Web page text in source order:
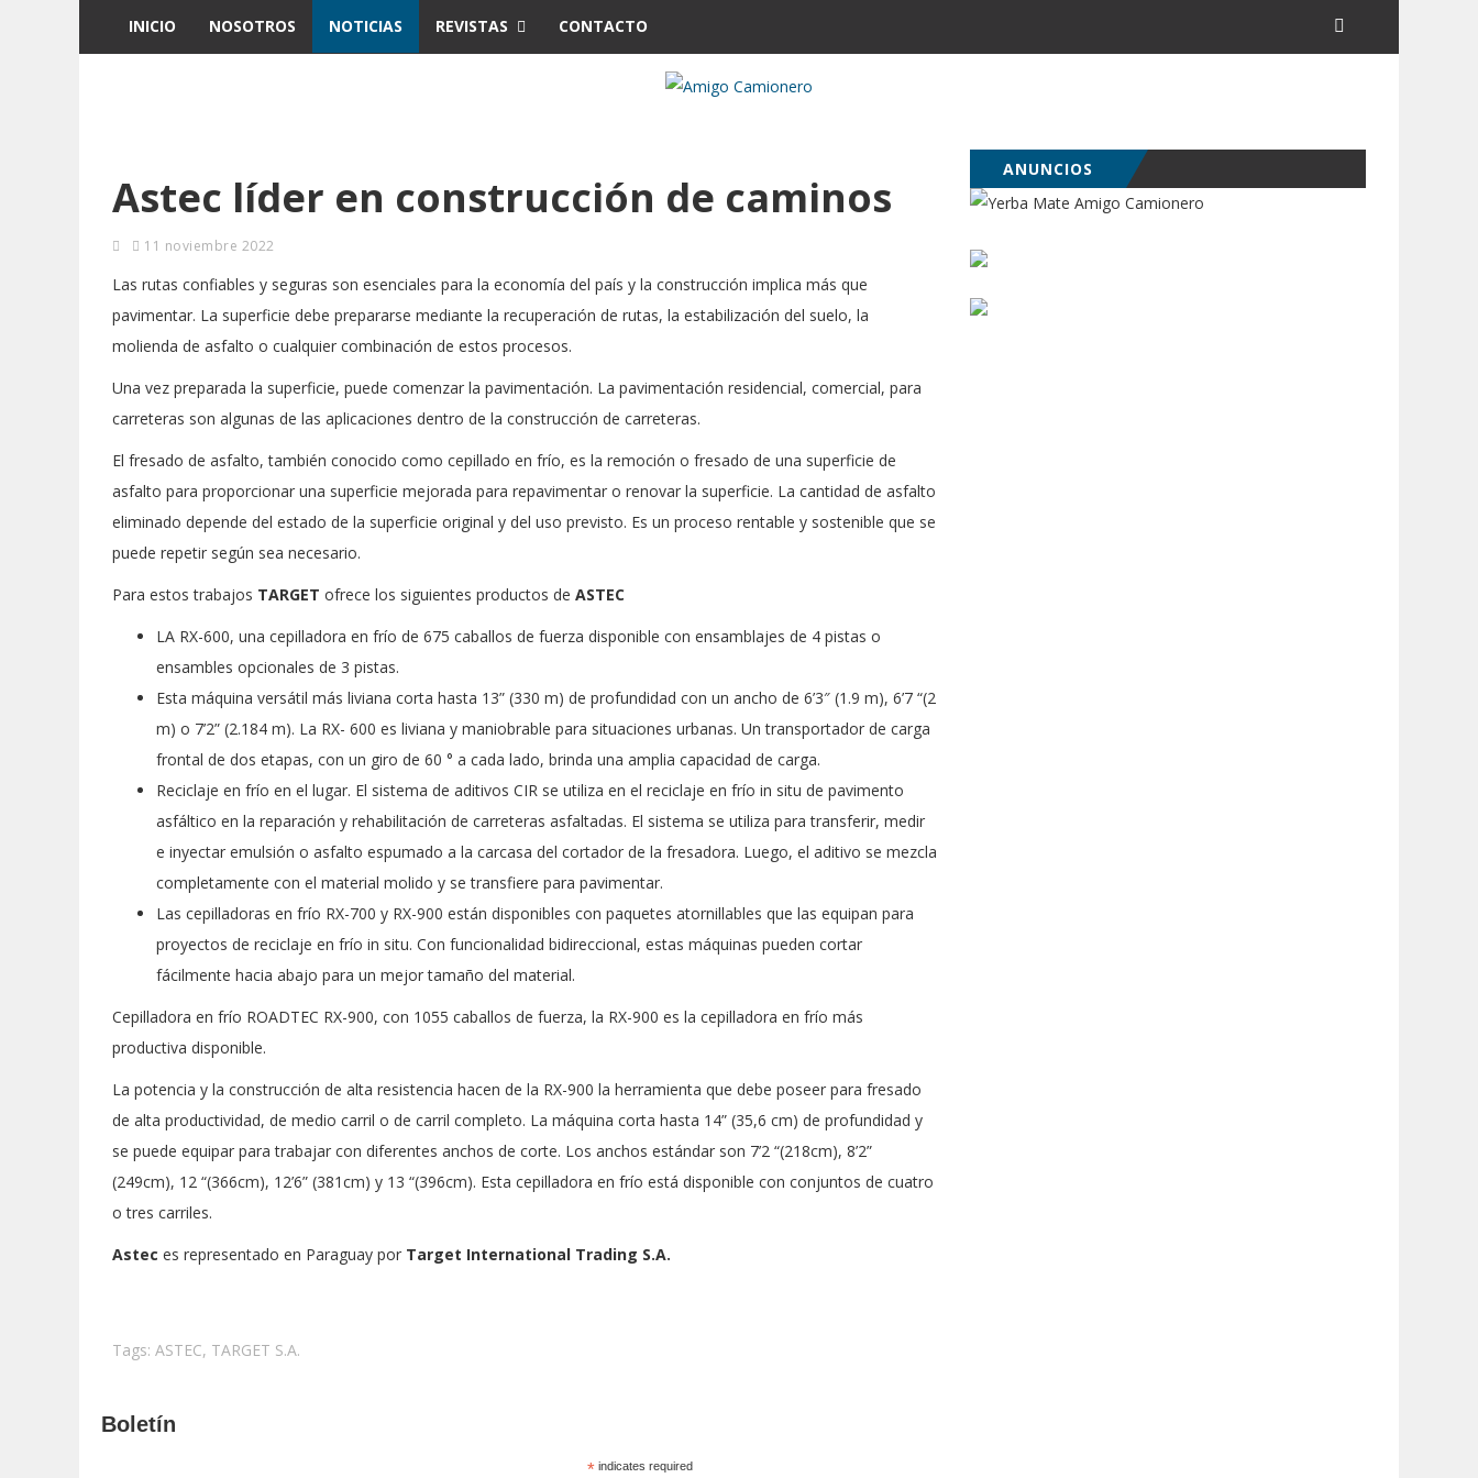
INICIO NOSOTROS NOTICIAS REVISTAS CONTACTO
Astec líder en construcción de caminos
11 noviembre 2022
Las rutas confiables y seguras son esenciales para la economía del país y la construcción implica más que
pavimentar. La superficie debe prepararse mediante la recuperación de rutas, la estabilización del suelo, la
molienda de asfalto o cualquier combinación de estos procesos.
Una vez preparada la superficie, puede comenzar la pavimentación. La pavimentación residencial, comercial, para
carreteras son algunas de las aplicaciones dentro de la construcción de carreteras.
El fresado de asfalto, también conocido como cepillado en frío, es la remoción o fresado de una superficie de
asfalto para proporcionar una superficie mejorada para repavimentar o renovar la superficie. La cantidad de asfalto
eliminado depende del estado de la superficie original y del uso previsto. Es un proceso rentable y sostenible que se
puede repetir según sea necesario.
Para estos trabajos TARGET ofrece los siguientes productos de ASTEC
LA RX-600, una cepilladora en frío de 675 caballos de fuerza disponible con ensamblajes de 4 pistas o
ensambles opcionales de 3 pistas.
Esta máquina versátil más liviana corta hasta 13” (330 m) de profundidad con un ancho de 6’3″ (1.9 m), 6’7 “(2
m) o 7’2” (2.184 m). La RX- 600 es liviana y maniobrable para situaciones urbanas. Un transportador de carga
frontal de dos etapas, con un giro de 60 ° a cada lado, brinda una amplia capacidad de carga.
Reciclaje en frío en el lugar. El sistema de aditivos CIR se utiliza en el reciclaje en frío in situ de pavimento
asfáltico en la reparación y rehabilitación de carreteras asfaltadas. El sistema se utiliza para transferir, medir
e inyectar emulsión o asfalto espumado a la carcasa del cortador de la fresadora. Luego, el aditivo se mezcla
completamente con el material molido y se transfiere para pavimentar.
Las cepilladoras en frío RX-700 y RX-900 están disponibles con paquetes atornillables que las equipan para
proyectos de reciclaje en frío in situ. Con funcionalidad bidireccional, estas máquinas pueden cortar
fácilmente hacia abajo para un mejor tamaño del material.
Cepilladora en frío ROADTEC RX-900, con 1055 caballos de fuerza, la RX-900 es la cepilladora en frío más
productiva disponible.
La potencia y la construcción de alta resistencia hacen de la RX-900 la herramienta que debe poseer para fresado
de alta productividad, de medio carril o de carril completo. La máquina corta hasta 14” (35,6 cm) de profundidad y
se puede equipar para trabajar con diferentes anchos de corte. Los anchos estándar son 7’2 “(218cm), 8’2”
(249cm), 12 “(366cm), 12’6” (381cm) y 13 “(396cm). Esta cepilladora en frío está disponible con conjuntos de cuatro
o tres carriles.
Astec es representado en Paraguay por Target International Trading S.A.
Tags: ASTEC, TARGET S.A.
ANUNCIOS
Boletín
*indicates required